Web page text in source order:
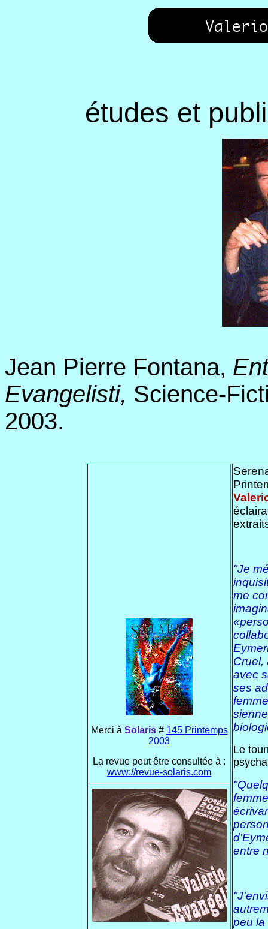
études et
Jean Pierre Fontana,
Evangelisti, Science-
2003.
Merci à Solaris# 145 Printemps
2003
La revue peut être consultée à :
www://revue-solaris.com
"Je
me
Cruel,
avec
ses
Le
entre
peu la